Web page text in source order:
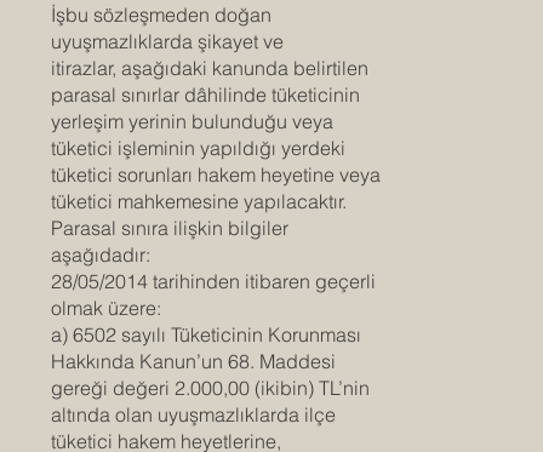
İşbu sözleşmeden doğan
uyuşmazlıklarda şikayet ve
itirazlar, aşağıdaki kanunda belirtilen
parasal sınırlar dâhilinde tüketicinin
yerleşim yerinin bulunduğu veya
tüketici işleminin yapıldığı yerdeki
tüketici sorunları hakem heyetine veya
tüketici mahkemesine yapılacaktır.
Parasal sınıra ilişkin bilgiler
aşağıdadır:
28/05/2014 tarihinden itibaren geçerli
olmak üzere:
a) 6502 sayılı Tüketicinin Korunması
Hakkında Kanun’un 68. Maddesi
gereği değeri 2.000,00 (ikibin) TL’nin
altında olan uyuşmazlıklarda ilçe
tüketici hakem heyetlerine,